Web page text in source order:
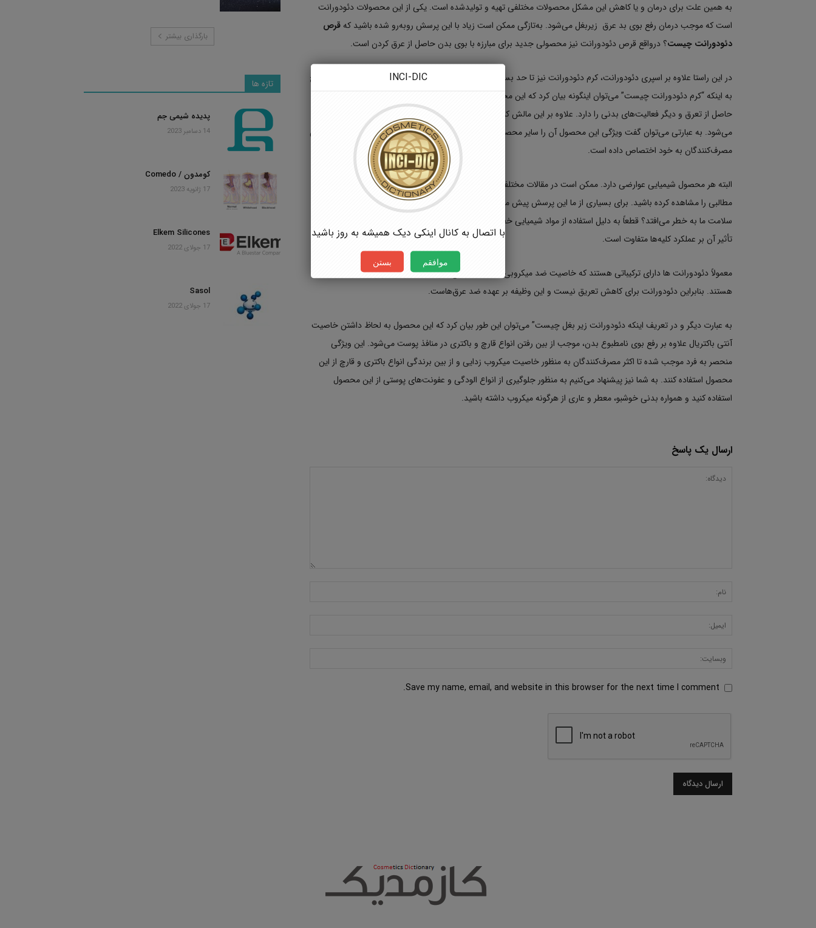
به همین علت برای درمان و یا کاهش این مشکل محصولات مختلفی تهیه و تولیدشده است. یکی از این محصولات دئودورانت
است که موجب درمان رفع بوی بد عرق زیربغل می‌شود. به‌تازگی ممکن است زیاد با این پرسش روبه‌رو شده باشید که قرص
دئودورانت چیست؟ درواقع قرص دئودورانت نیز محصولی جدید برای مبارزه با بوی بدن حاصل از عرق کردن است.
در این راستا علاوه بر اسپری دئودورانت، کرم دئودورانت نیز تا حد بسزایی در رفع بوی عرق و طراوات پوست مؤثر است. در پاسخ
به اینکه “کرم دئودورانت چیست” می‌توان اینگونه بیان کرد که این محصول نیز مانند اسپری خاصیت بوزدایی و رفع بوی بد
حاصل از تعرق و دیگر فعالیت‌های بدنی را دارد. علاوه بر این مالش کرم دئودورانت روی پوست موجب شادابی و طراوات پوست
می‌شود. به عبارتی می‌توان گفت ویژگی این محصول آن را سایر محصولات مشابه متمایز ساخته و بیشترین میزان تقاضا را در بین
مصرف‌کنندگان به خود اختصاص داده است.
البته هر محصول شیمیایی عوارضی دارد. ممکن است در مقالات مختلف اینترنتی و چاپی در مورد پیامدها و عوارض دئودورانت
مطالبی را مشاهده کرده باشید. برای بسیاری از ما این پرسش پیش می‌آید که سم یا
قرص دئودورانت چیست؟
سلامت ما به خطر می‌افتد؟ قطعاً به دلیل استفاده از مواد شیمیایی خطراتی سلامت افراد را تهدید می‌کند و این اثرات از آلرژی تا
تأثیر آن بر عملکرد کلیه‌ها متفاوت است.
معمولاً دئودورانت ها دارای ترکیباتی هستند که خاصیت ضد میکروبی داشته و در رفع بوی بد حاصل از تعریق بسیار مؤثر
هستند. بنابراین دئودورانت برای کاهش تعریق نیست و این وظیفه بر عهده ضد عرق‌هاست.
به عبارت دیگر و در تعریف اینکه دئودورانت زیر بغل چیست” می‌توان این طور بیان کرد که این محصول به لحاظ داشتن خاصیت
آنتی باکتریال علاوه بر رفع بوی نامطبوع بدن، موجب از بین رفتن انواع قارچ و باکتری در منافذ پوست می‌شود. این ویژگی
منحصر به فرد موجب شده تا اکثر مصرف‌کنندگان به منظور خاصیت میکروب زدایی و از بین برندگی انواع باکتری و قارچ از این
محصول استفاده کنند. به شما نیز پیشنهاد می‌کنیم به منظور جلوگیری از انواع الودگی و عفونت‌های پوستی از این محصول
استفاده کنید و همواره بدنی خوشبو، معطر و عاری از هرگونه میکروب داشته باشید.
ارسال یک پاسخ
Save my name, email, and website in this browser for the next time I comment.
بارگذاری بیشتر
تازه ها
پدیده شیمی جم
14 دسامبر 2023
کومدون / Comedo
17 ژانویه 2023
Elkem Silicones
17 جولای 2022
Sasol
17 جولای 2022
INCI-DIC
با اتصال به کانال اینکی دیک همیشه به روز باشید
موافقم بستن